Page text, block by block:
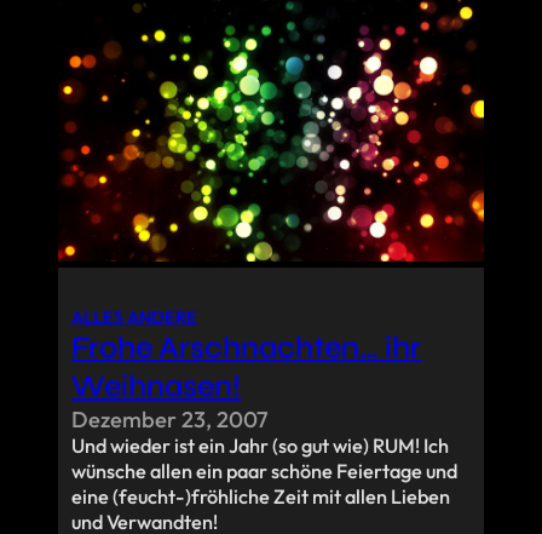
ALLES ANDERE
Frohe Arschnachten… ihr
Weihnasen!
Dezember 23, 2007
Und wieder ist ein Jahr (so gut wie) RUM! Ich
wünsche allen ein paar schöne Feiertage und
eine (feucht-)fröhliche Zeit mit allen Lieben
und Verwandten!